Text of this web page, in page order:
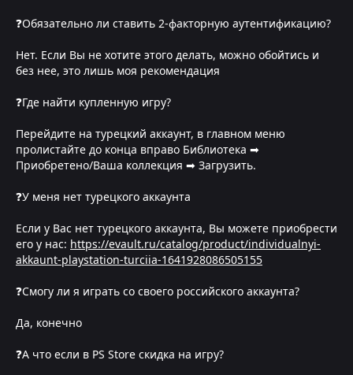
❓Обязательно ли ставить 2-факторную аутентификацию?
Нет. Если Вы не хотите этого делать, можно обойтись и
без нее, это лишь моя рекомендация
❓Где найти купленную игру?
Перейдите на турецкий аккаунт, в главном меню
пролистайте до конца вправо Библиотека ➡
Приобретено/Ваша коллекция ➡ Загрузить.
❓У меня нет турецкого аккаунта
Если у Вас нет турецкого аккаунта, Вы можете приобрести
его у нас: https://evault.ru/catalog/product/individualnyi-
akkaunt-playstation-turciia-1641928086505155
❓Смогу ли я играть со своего российского аккаунта?
Да, конечно
❓А что если в PS Store скидка на игру?